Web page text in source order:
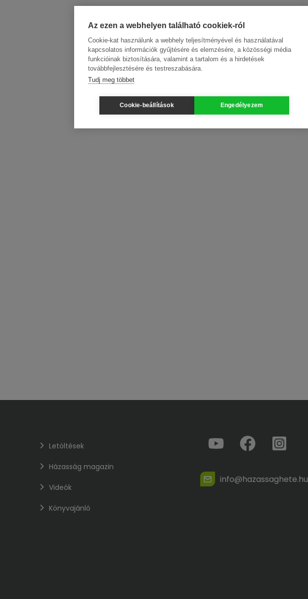
Letöltések
Házasság magazin
Videók
Könyvajánló
info@hazassaghete.hu
Az ezen a webhelyen található cookiek-ról
Cookie-kat használunk a webhely teljesítményével és használatával
kapcsolatos információk gyűjtésére és elemzésére, a közösségi média
funkcióinak biztosítására, valamint a tartalom és a hirdetések
továbbfejlesztésére és testreszabására.
Tudj meg többet
Cookie-beállítások Engedélyezem